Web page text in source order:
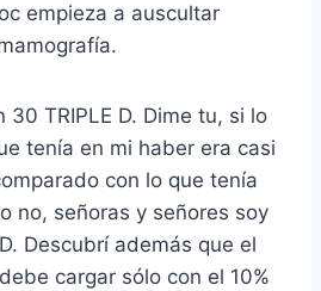
empieza a auscultar
30 TRIPLE D. Dime tu, si lo
tenía en mi haber era casi
con lo que tenía
no, señoras y señores soy
Descubrí además que el
cargar sólo con el 10%